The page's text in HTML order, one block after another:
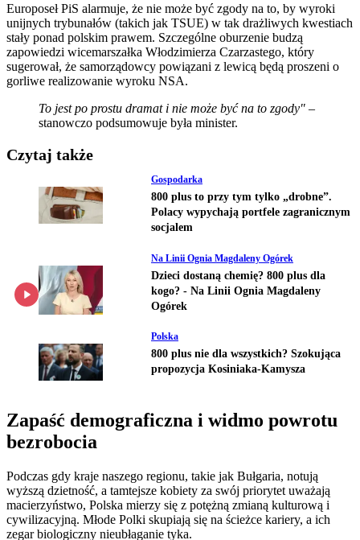
Europoseł PiS alarmuje, że nie może być zgody na to, by wyroki
unijnych trybunałów (takich jak TSUE) w tak drażliwych kwestiach
stały ponad polskim prawem. Szczególne oburzenie budzą
zapowiedzi wicemarszałka Włodzimierza Czarzastego, który
sugerował, że samorządowcy powiązani z lewicą będą proszeni o
gorliwe realizowanie wyroku NSA.
To jest po prostu dramat i nie może być na to zgody" –
stanowczo podsumowuje była minister.
Czytaj także
Gospodarka
800 plus to przy tym tylko „drobne”.
Polacy wypychają portfele zagranicznym
socjalem
Na Linii Ognia Magdaleny Ogórek
Dzieci dostaną chemię? 800 plus dla
kogo? - Na Linii Ognia Magdaleny
Ogórek
Polska
800 plus nie dla wszystkich? Szokująca
propozycja Kosiniaka-Kamysza
Zapaść demograficzna i widmo powrotu
bezrobocia
Podczas gdy kraje naszego regionu, takie jak Bułgaria, notują
wyższą dzietność, a tamtejsze kobiety za swój priorytet uważają
macierzyństwo, Polska mierzy się z potężną zmianą kulturową i
cywilizacyjną. Młode Polki skupiają się na ścieżce kariery, a ich
zegar biologiczny nieubłaganie tyka.